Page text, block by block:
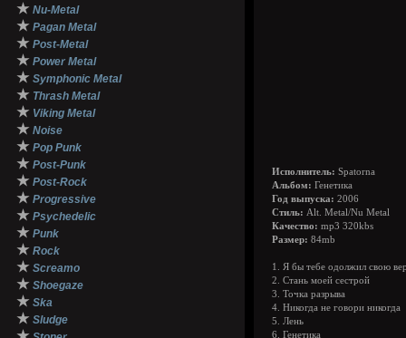
★ Nu-Metal
★ Pagan Metal
★ Post-Metal
★ Power Metal
★ Symphonic Metal
★ Thrash Metal
★ Viking Metal
★ Noise
★ Pop Punk
★ Post-Punk
★ Post-Rock
★ Progressive
★ Psychedelic
★ Punk
★ Rock
★ Screamo
★ Shoegaze
★ Ska
★ Sludge
Исполнитель: Spatorna
Альбом: Генетика
Год выпуска: 2006
Стиль: Alt. Metal/Nu Metal
Качество: mp3 320kbs
Размер: 84mb
1. Я бы тебе одолжил свою
2. Стань моей сестрой
3. Точка разрыва
4. Никогда не говори никогда
5. Лень
6. Генетика